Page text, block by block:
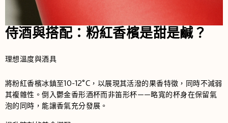
侍酒與搭配：粉紅香檳是甜是鹹？
理想溫度與酒具
將粉紅香檳冰鎮至10-12°C，以展現其活潑的果香特徵，同時不減弱
其複雜性。倒入鬱金香形酒杯而非笛形杯——略寬的杯身在保留氣
泡的同時，能讓香氣充分發展。